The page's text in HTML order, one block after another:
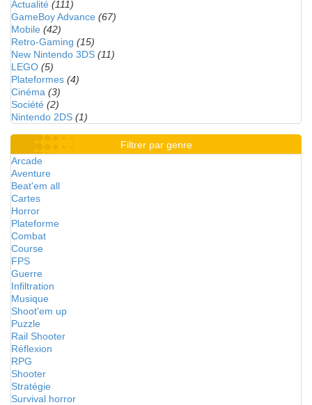
Actualité (111)
GameBoy Advance (67)
Mobile (42)
Retro-Gaming (15)
New Nintendo 3DS (11)
LEGO (5)
Plateformes (4)
Cinéma (3)
Société (2)
Nintendo 2DS (1)
Filtrer par genre
Arcade
Aventure
Beat'em all
Cartes
Horror
Plateforme
Combat
Course
FPS
Guerre
Infiltration
Musique
Shoot'em up
Puzzle
Rail Shooter
Réflexion
RPG
Shooter
Stratégie
Survival horror